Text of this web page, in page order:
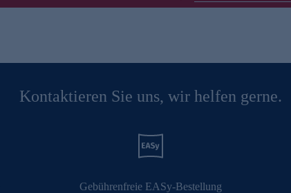
Kontaktieren Sie uns, wir helfen gerne.
Gebührenfreie EASy-Bestellung